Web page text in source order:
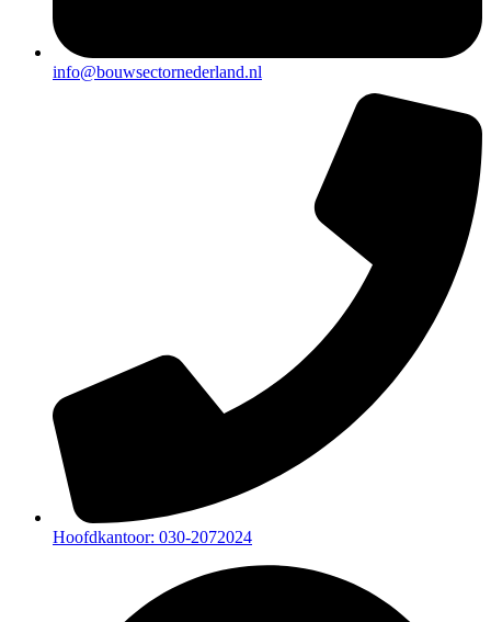
info@bouwsectornederland.nl
Hoofdkantoor: 030-2072024